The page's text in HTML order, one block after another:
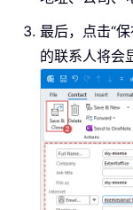
最后，点击“
的联系人将会